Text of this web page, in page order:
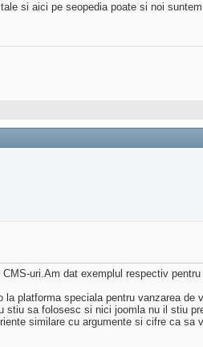
si aici pe seopedia poate si noi
uri.Am dat exemplul respectiv
platforma speciala pentru vanzarea
sa folosesc si nici joomla nu il stiu
similare cu argumente si cifre ca sa